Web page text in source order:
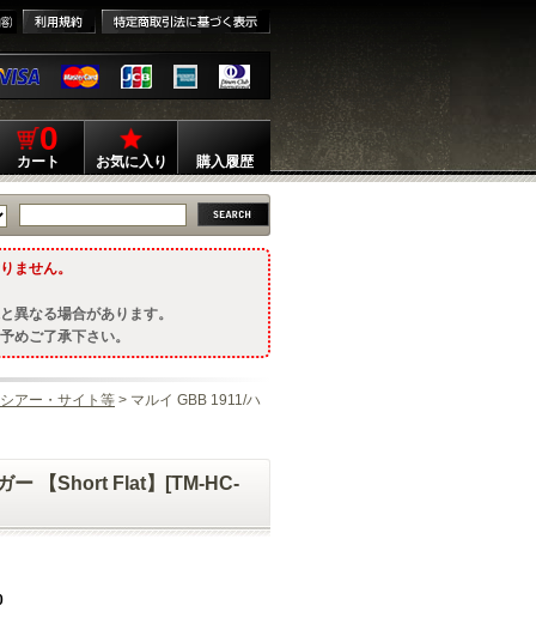
0
カート お気に入り 購入履歴
ません。
異なる場合があります。
めご了承下さい。
アー・サイト等 > マルイ GBB 1911/ハ
ー 【Short Flat】[TM-HC-